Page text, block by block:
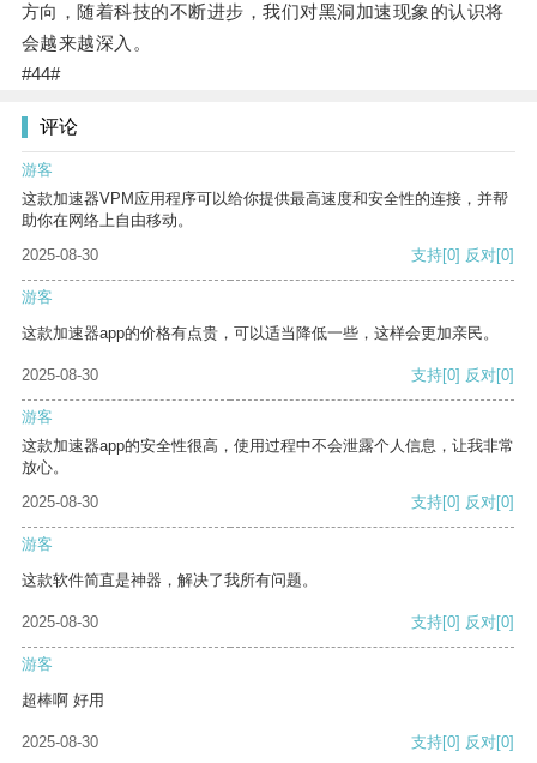
方向，随着科技的不断进步，我们对黑洞加速现象的认识将
会越来越深入。
#44#
评论
游客
这款加速器VPM应用程序可以给你提供最高速度和安全性的连接，并帮
助你在网络上自由移动。
2025-08-30
支持[0] 反对[0]
游客
这款加速器app的价格有点贵，可以适当降低一些，这样会更加亲民。
2025-08-30 支持[0] 反对[0]
游客
这款加速器app的安全性很高，使用过程中不会泄露个人信息，让我非常
放心。
2025-08-30
支持[0] 反对[0]
游客
这款软件简直是神器，解决了我所有问题。
2025-08-30 支持[0] 反对[0]
游客
超棒啊 好用
2025-08-30 支持[0] 反对[0]